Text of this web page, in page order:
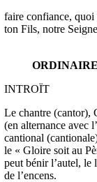
faire confiance,
ton Fils, notre
INTROÏT
Le chantre (cantor),
(en alternance avec
cantional
le « Gloire soit au
peut bénir l’autel, le
de l’encens.